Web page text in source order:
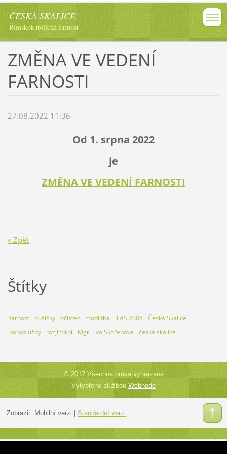
ČESKÁ SKALICE
Římskokatolická farnost
ZMĚNA VE VEDENÍ
FARNOSTI
27.08.2022 11:36
Od 1. srpna 2022
je
ZMĚNA VE VEDENÍ FARNOSTI
« Zpět
Štítky
farnost dušičky očistec modlitba IFAS 2008 Česká Skalice
bohoslužby
rozjímání Mgr. Eva Skořepová česká skalice
© 2017 Všechna práva vyhrazena
Vytvořeno službouWebnode
Zobrazit: Mobilní verzi Standardní verzi